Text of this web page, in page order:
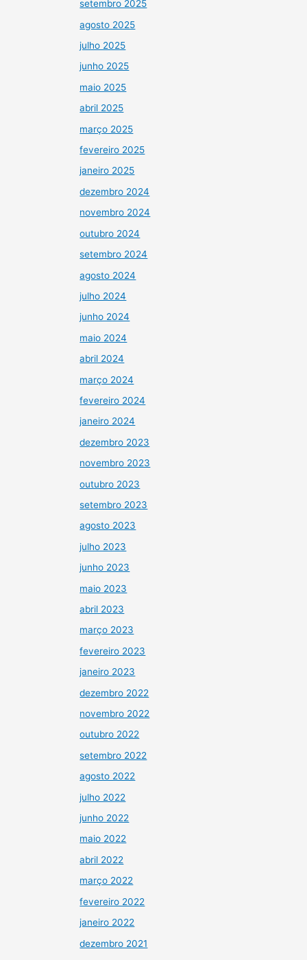
setembro 2025
agosto 2025
julho 2025
junho 2025
maio 2025
abril 2025
março 2025
fevereiro 2025
janeiro 2025
dezembro 2024
novembro 2024
outubro 2024
setembro 2024
agosto 2024
julho 2024
junho 2024
maio 2024
abril 2024
março 2024
fevereiro 2024
janeiro 2024
dezembro 2023
novembro 2023
outubro 2023
setembro 2023
agosto 2023
julho 2023
junho 2023
maio 2023
abril 2023
março 2023
fevereiro 2023
janeiro 2023
dezembro 2022
novembro 2022
outubro 2022
setembro 2022
agosto 2022
julho 2022
junho 2022
maio 2022
abril 2022
março 2022
fevereiro 2022
janeiro 2022
dezembro 2021